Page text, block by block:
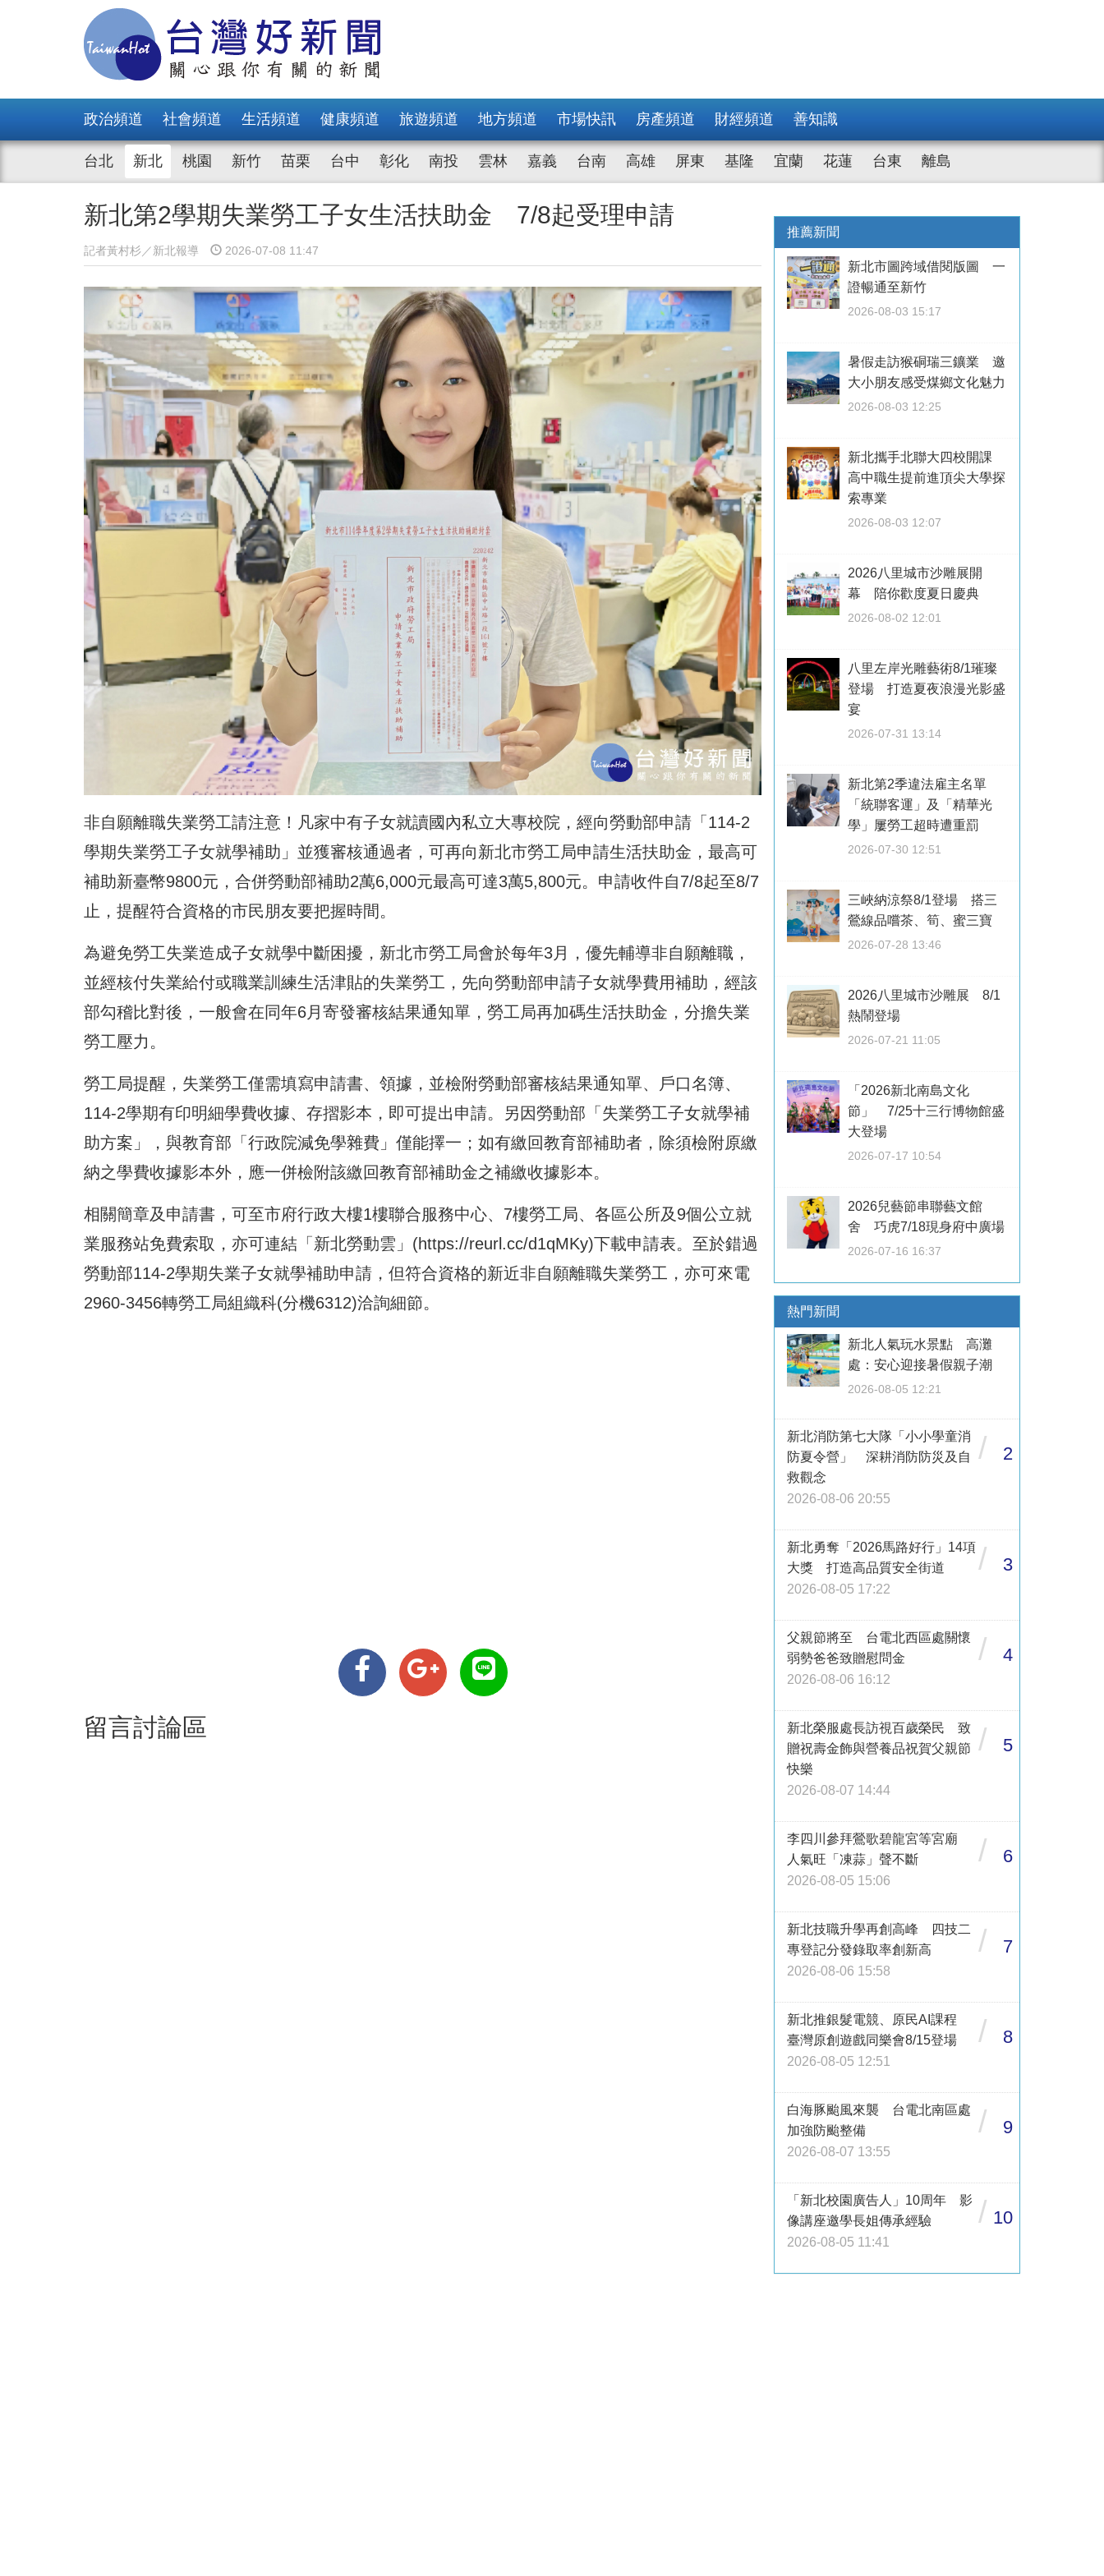
政治頻道 社會頻道 生活頻道 健康頻道 旅遊頻道 地方頻道 市場快訊 房產頻道 財經頻道 善知識
台北 新北 桃園 新竹 苗栗 台中 彰化 南投 雲林 嘉義 台南 高雄 屏東 基隆 宜蘭 花蓮 台東 離島
新北第2學期失業勞工子女生活扶助金 7/8起受理申請
記者黃村杉／新北報導 2026-07-08 11:47
非自願離職失業勞工請注意！凡家中有子女就讀國內私立大專校院，經向勞動部申請「114-2
學期失業勞工子女就學補助」並獲審核通過者，可再向新北市勞工局申請生活扶助金，最高可
補助新臺幣9800元，合併勞動部補助2萬6,000元最高可達3萬5,800元。申請收件自7/8起至8/7
止，提醒符合資格的市民朋友要把握時間。
為避免勞工失業造成子女就學中斷困擾，新北市勞工局會於每年3月，優先輔導非自願離職，
並經核付失業給付或職業訓練生活津貼的失業勞工，先向勞動部申請子女就學費用補助，經該
部勾稽比對後，一般會在同年6月寄發審核結果通知單，勞工局再加碼生活扶助金，分擔失業
勞工壓力。
勞工局提醒，失業勞工僅需填寫申請書、領據，並檢附勞動部審核結果通知單、戶口名簿、
114-2學期有印明細學費收據、存摺影本，即可提出申請。另因勞動部「失業勞工子女就學補
助方案」，與教育部「行政院減免學雜費」僅能擇一；如有繳回教育部補助者，除須檢附原繳
納之學費收據影本外，應一併檢附該繳回教育部補助金之補繳收據影本。
相關簡章及申請書，可至市府行政大樓1樓聯合服務中心、7樓勞工局、各區公所及9個公立就
業服務站免費索取，亦可連結「新北勞動雲」(https://reurl.cc/d1qMKy)下載申請表。至於錯過
勞動部114-2學期失業子女就學補助申請，但符合資格的新近非自願離職失業勞工，亦可來電
2960-3456轉勞工局組織科(分機6312)洽詢細節。
留言討論區
推薦新聞
新北市圖跨域借閱版圖 一
證暢通至新竹
2026-08-03 15:17
暑假走訪猴硐瑞三鑛業 邀
大小朋友感受煤鄉文化魅力
2026-08-03 12:25
新北攜手北聯大四校開課
高中職生提前進頂尖大學探
索專業
2026-08-03 12:07
2026八里城市沙雕展開
幕 陪你歡度夏日慶典
2026-08-02 12:01
八里左岸光雕藝術8/1璀璨
登場 打造夏夜浪漫光影盛
宴
2026-07-31 13:14
新北第2季違法雇主名單
「統聯客運」及「精華光
學」屢勞工超時遭重罰
2026-07-30 12:51
三峽納涼祭8/1登場 搭三
鶯線品嚐茶、筍、蜜三寶
2026-07-28 13:46
2026八里城市沙雕展 8/1
熱鬧登場
2026-07-21 11:05
「2026新北南島文化
節」 7/25十三行博物館盛
大登場
2026-07-17 10:54
2026兒藝節串聯藝文館
舍 巧虎7/18現身府中廣場
2026-07-16 16:37
熱門新聞
新北人氣玩水景點 高灘
處：安心迎接暑假親子潮
2026-08-05 12:21
新北消防第七大隊「小小學童消
防夏令營」 深耕消防防災及自
救觀念
2026-08-06 20:55
/ 2
新北勇奪「2026馬路好行」14項
大獎 打造高品質安全街道
2026-08-05 17:22
/ 3
父親節將至 台電北西區處關懷
弱勢爸爸致贈慰問金
2026-08-06 16:12
/ 4
新北榮服處長訪視百歲榮民 致
贈祝壽金飾與營養品祝賀父親節
快樂
2026-08-07 14:44
/ 5
李四川參拜鶯歌碧龍宮等宮廟
人氣旺「凍蒜」聲不斷
2026-08-05 15:06
/ 6
新北技職升學再創高峰 四技二
專登記分發錄取率創新高
2026-08-06 15:58
/ 7
新北推銀髮電競、原民AI課程
臺灣原創遊戲同樂會8/15登場
2026-08-05 12:51
/ 8
白海豚颱風來襲 台電北南區處
加強防颱整備
2026-08-07 13:55
/ 9
「新北校園廣告人」10周年 影
像講座邀學長姐傳承經驗
2026-08-05 11:41
/ 10